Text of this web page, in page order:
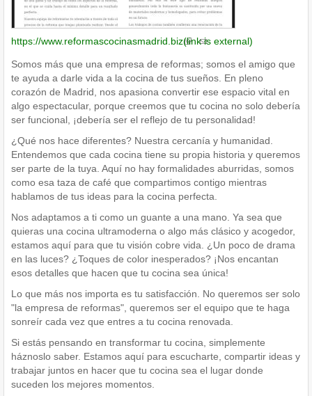
https://www.reformascocinasmadrid.biz(link is external)
Somos más que una empresa de reformas; somos el amigo que
te ayuda a darle vida a la cocina de tus sueños. En pleno
corazón de Madrid, nos apasiona convertir ese espacio vital en
algo espectacular, porque creemos que tu cocina no solo debería
ser funcional, ¡debería ser el reflejo de tu personalidad!
¿Qué nos hace diferentes? Nuestra cercanía y humanidad.
Entendemos que cada cocina tiene su propia historia y queremos
ser parte de la tuya. Aquí no hay formalidades aburridas, somos
como esa taza de café que compartimos contigo mientras
hablamos de tus ideas para la cocina perfecta.
Nos adaptamos a ti como un guante a una mano. Ya sea que
quieras una cocina ultramoderna o algo más clásico y acogedor,
estamos aquí para que tu visión cobre vida. ¿Un poco de drama
en las luces? ¿Toques de color inesperados? ¡Nos encantan
esos detalles que hacen que tu cocina sea única!
Lo que más nos importa es tu satisfacción. No queremos ser solo
"la empresa de reformas", queremos ser el equipo que te haga
sonreír cada vez que entres a tu cocina renovada.
Si estás pensando en transformar tu cocina, simplemente
háznoslo saber. Estamos aquí para escucharte, compartir ideas y
trabajar juntos en hacer que tu cocina sea el lugar donde
suceden los mejores momentos.